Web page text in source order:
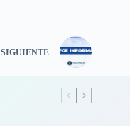
SIGUIENTE